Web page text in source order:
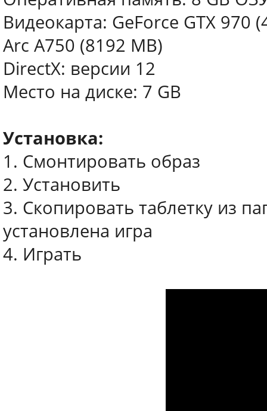
Видеокарта: GeForce GTX 970
Arc A750 (8192 MB)
DirectX: версии 12
Место на диске: 7 GB
Установка:
1. Смонтировать образ
2. Установить
3. Скопировать таблетку из
установлена игра
4. Играть